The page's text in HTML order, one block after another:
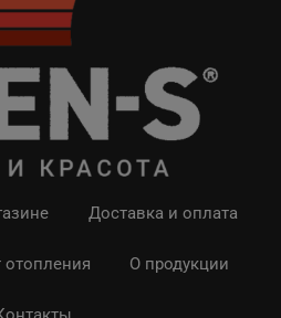
Доставка и оплата
отопления О продукции